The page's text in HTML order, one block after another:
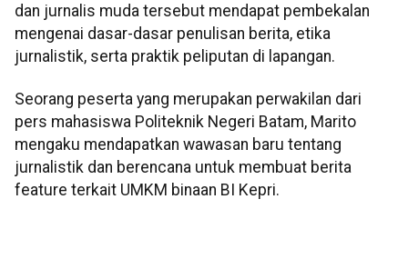
dan jurnalis muda tersebut mendapat pembekalan
mengenai dasar-dasar penulisan berita, etika
jurnalistik, serta praktik peliputan di lapangan.
Seorang peserta yang merupakan perwakilan dari
pers mahasiswa Politeknik Negeri Batam, Marito
mengaku mendapatkan wawasan baru tentang
jurnalistik dan berencana untuk membuat berita
feature terkait UMKM binaan BI Kepri.